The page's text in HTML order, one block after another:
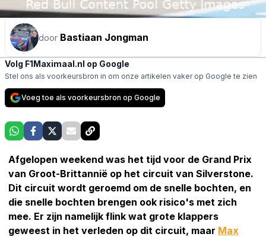
door Bastiaan Jongman
Volg F1Maximaal.nl op Google
Stel ons als voorkeursbron in om onze artikelen vaker op Google te zien
Voeg toe als voorkeursbron op Google
Afgelopen weekend was het tijd voor de Grand Prix
van Groot-Brittannië op het circuit van Silverstone.
Dit circuit wordt geroemd om de snelle bochten, en
die snelle bochten brengen ook risico's met zich
mee. Er zijn namelijk flink wat grote klappers
geweest in het verleden op dit circuit, maar Max